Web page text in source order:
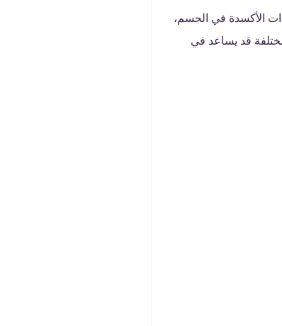
الأكسدة في الجسم،
قد يساعد في